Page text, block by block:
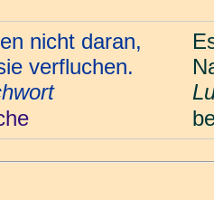
nicht daran,
verfluchen.